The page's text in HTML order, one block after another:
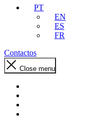
PT
EN
ES
FR
Contactos
Close menu